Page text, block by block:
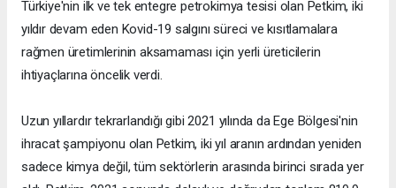
Türkiye'nin ilk ve tek entegre petrokimya tesisi olan Petkim, iki
yıldır devam eden Kovid-19 salgını süreci ve kısıtlamalara
rağmen üretimlerinin aksamaması için yerli üreticilerin
ihtiyaçlarına öncelik verdi.
Uzun yıllardır tekrarlandığı gibi 2021 yılında da Ege Bölgesi'nin
ihracat şampiyonu olan Petkim, iki yıl aranın ardından yeniden
sadece kimya değil, tüm sektörlerin arasında birinci sırada yer